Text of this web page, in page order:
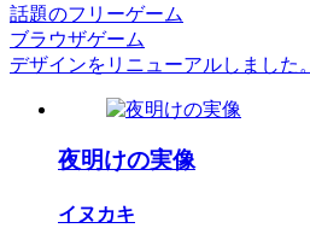
話題のフリーゲーム
ブラウザゲーム
デザインをリニューアルしました。
夜明けの実像
イヌカキ